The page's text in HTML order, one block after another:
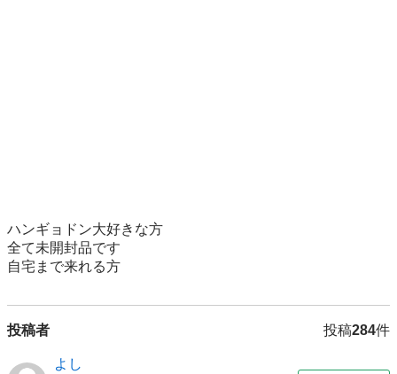
ハンギョドン大好きな方
全て未開封品です
自宅まで来れる方
投稿者 投稿284件
よし